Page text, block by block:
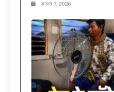
अगस्त 7, 2026